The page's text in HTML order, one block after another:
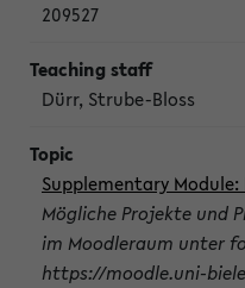
209527
Dürr, Strube-Bloss
Supplementary
Mögliche Projekte und
im Moodleraum unter
https://moodle.uni-